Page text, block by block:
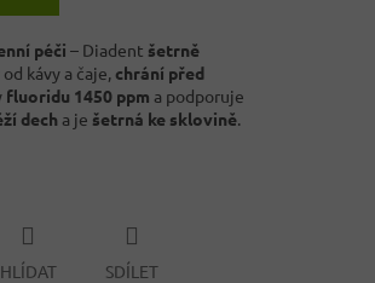
péči – Diadent šetrně
od kávy a čaje, chrání před
fluoridu 1450 ppm a podporuje
dech a je šetrná ke sklovině.
HLÍDAT SDÍLET